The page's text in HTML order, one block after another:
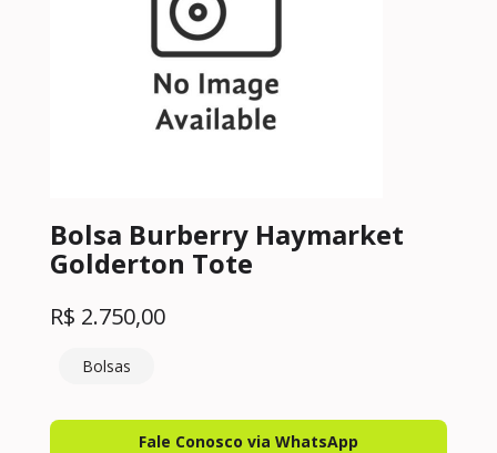
Bolsa Burberry Haymarket
Golderton Tote
R$ 2.750,00
Bolsas
Fale Conosco via WhatsApp